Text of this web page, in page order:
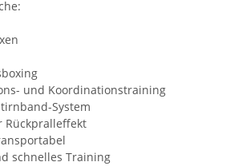
und Koordinationstraining
System
Rückpralleffekt
schnelles Training